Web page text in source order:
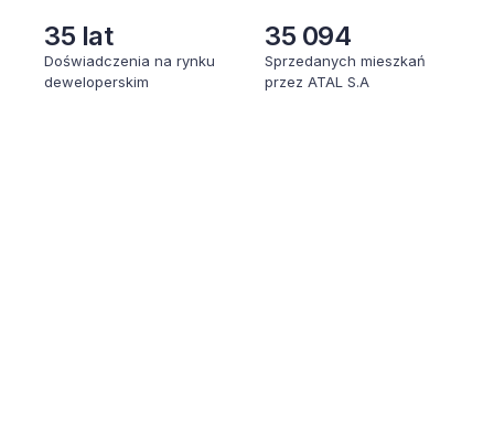
35 lat
Doświadczenia na rynku
deweloperskim
35 094
Sprzedanych mieszkań
przez ATAL S.A